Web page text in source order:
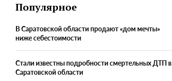
Популярное
В Саратовской области продают «дом мечты»
ниже себестоимости
Стали известны подробности смертельных ДТП в
Саратовской области